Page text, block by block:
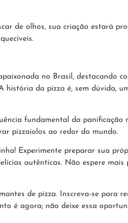
de olhos, sua criação estará
no Brasil, destacando
história da pizza é, sem dúvida,
fundamental da panificação
pizzaiolos ao redor do mundo.
Experimente preparar sua
autênticas. Não espere mais
de pizza. Inscreva-se para
é agora; não deixe essa